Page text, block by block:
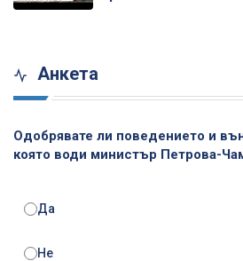
Анкета
Одобрявате ли поведението и
която води министър Петрова-
Да
Не